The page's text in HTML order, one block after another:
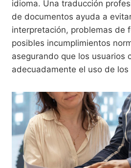
idioma. Una traducción
de documentos ayuda a
interpretación, problemas de
posibles incumplimientos
asegurando que los usuarios
adecuadamente el uso de